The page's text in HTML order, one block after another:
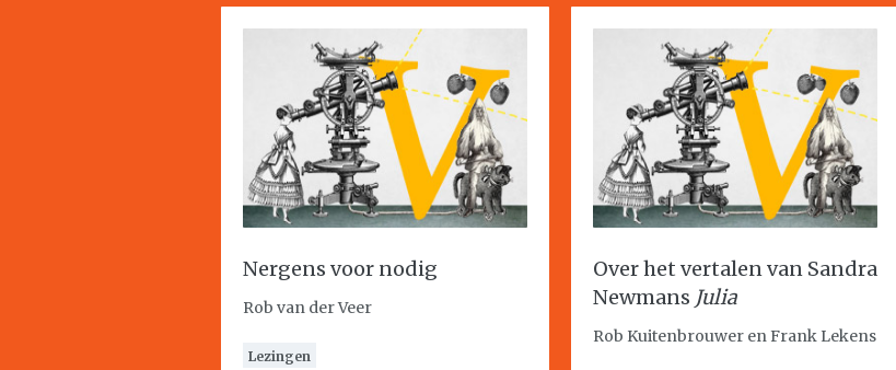
Nergens voor nodig
Rob van der Veer
Lezingen
Over het vertalen van Sandra
Newmans Julia
Rob Kuitenbrouwer en Frank Lekens